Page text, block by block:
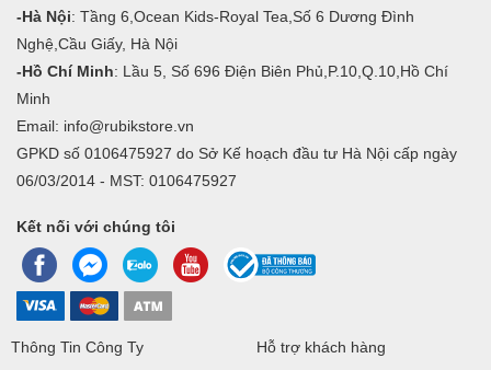
-Hà Nội: Tầng 6,Ocean Kids-Royal Tea,Số 6 Dương Đình
Nghệ,Cầu Giấy, Hà Nội
-Hồ Chí Minh: Lầu 5, Số 696 Điện Biên Phủ,P.10,Q.10,Hồ Chí
Minh
Email: info@rubikstore.vn
GPKD số 0106475927 do Sở Kế hoạch đầu tư Hà Nội cấp ngày
06/03/2014 - MST: 0106475927
Kết nối với chúng tôi
Thông Tin Công Ty Hỗ trợ khách hàng